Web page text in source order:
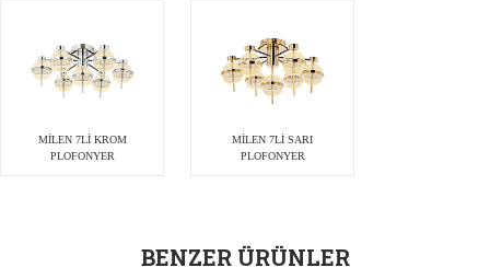
MİLEN 7Lİ KROM
PLOFONYER
MİLEN 7Lİ SARI
PLOFONYER
BENZER ÜRÜNLER